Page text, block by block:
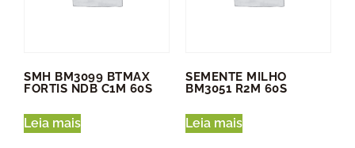
SMH BM3099 BTMAX
FORTIS NDB C1M 60S
Leia mais
SEMENTE MILHO
BM3051 R2M 60S
Leia mais